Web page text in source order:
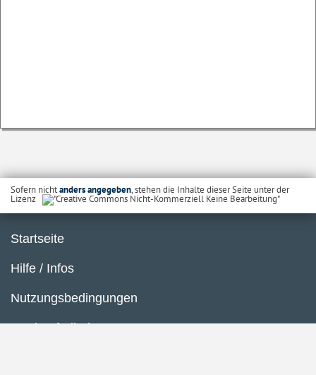
Sofern nichtanders angegeben, stehen die Inhalte dieser Seite unter der
Lizenz
Startseite
Hilfe / Infos
Nutzungsbedingungen
Barrierefreiheit